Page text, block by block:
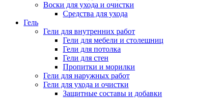
Воски для ухода и очистки
Средства для ухода
Гель
Гели для внутренних работ
Гели для мебели и столешниц
Гели для потолка
Гели для стен
Пропитки и морилки
Гели для наружных работ
Гели для ухода и очистки
Защитные составы и добавки